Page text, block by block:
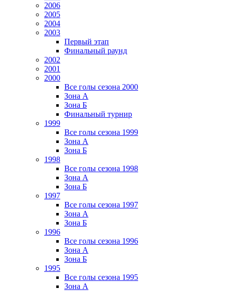
2006
2005
2004
2003
Первый этап
Финальный раунд
2002
2001
2000
Все голы сезона 2000
Зона А
Зона Б
Финальный турнир
1999
Все голы сезона 1999
Зона А
Зона Б
1998
Все голы сезона 1998
Зона А
Зона Б
1997
Все голы сезона 1997
Зона А
Зона Б
1996
Все голы сезона 1996
Зона А
Зона Б
1995
Все голы сезона 1995
Зона А